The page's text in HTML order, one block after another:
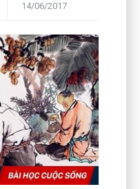
14/06/2017